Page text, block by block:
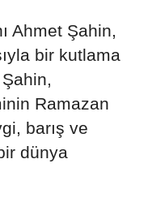
Ahmet Şahin,
bir kutlama
Ramazan
barış ve
dünya